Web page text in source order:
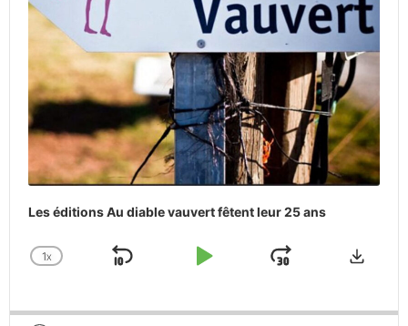
Les éditions Au diable vauvert fêtent leur 25 ans
CHANGE
1X
SKIP
PLAY
JUMP